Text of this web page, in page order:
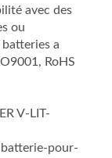
avec des
ou
batteries a
RoHS
V-LIT-
pour-